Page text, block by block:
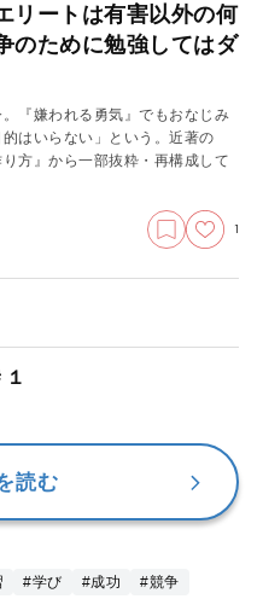
リートは有害以外の何
のために勉強してはダ
『嫌われる勇気』でもおなじみ
はいらない」という。近著の
方』から一部抜粋・再構成して
1
読む
#学び #成功
#競争